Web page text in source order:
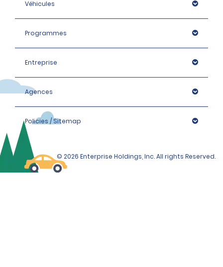
Véhicules
Programmes
Entreprise
Agences
Policies / Sitemap
© 2026 Enterprise Holdings, Inc. All rights Reserved.